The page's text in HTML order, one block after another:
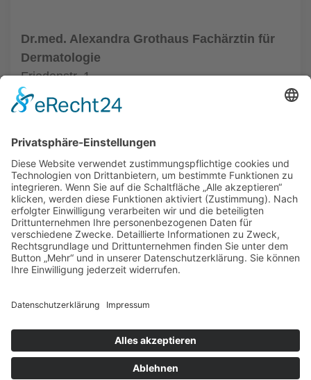
Dr.med. Alexandra Grothaus Fachärztin für
Dermatologie
Friedenstr. 1
33602 Bielefeld
Tel.: (0521) 68004
ALLGEMEIN
HAUTÄRZTE
HAUTÄRZTE
HAUTARZT NOTDIENST